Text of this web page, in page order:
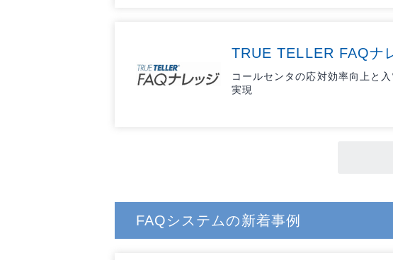
開発
通信サービス
開発
TRUE TELLER FAQナ
コールセンタの応対効率向上と
実現
FAQシステムの新着事例